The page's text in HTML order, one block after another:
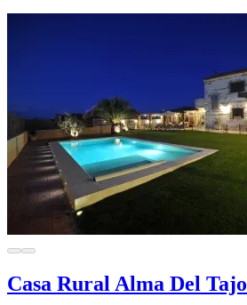
Casa Rural Alma Del Tajo